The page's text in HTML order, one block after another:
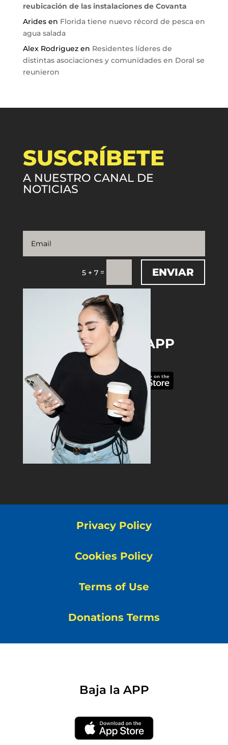
reubicación de las instalaciones de Covanta
Aridesen Florida tiene nuevo récord de pesca en
agua salada
Alex Rodriguezen Residentes líderes de
distintas asociaciones y comunidades en Doral se
reunieron
SUSCRÍBETE
A NUESTRO CANAL DE
NOTICIAS
5 + 7 = ENVIAR
DOWNLOAD THE APP
Privacy Policy
Cookies Policy
Terms of Use
Donations Terms
Baja la APP